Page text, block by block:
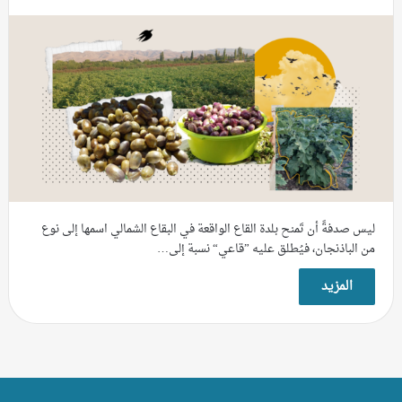
ليس صدفةً أن تَمنح بلدة القاع الواقعة في البقاع الشمالي اسمها إلى نوع
من الباذنجان، فيُطلق عليه ”قاعي“ نسبة إلى…
المزيد